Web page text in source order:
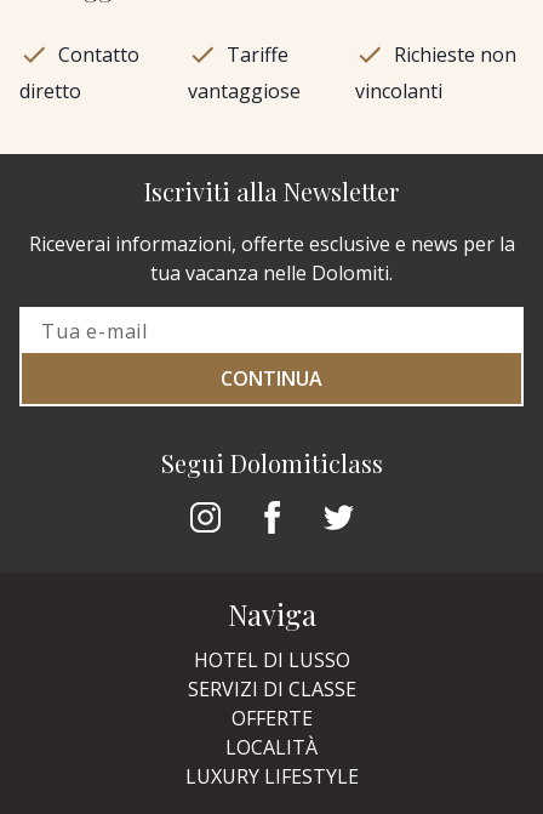
Contatto
diretto
Tariffe
vantaggiose
Richieste non
vincolanti
Segui Dolomiticlass
Iscriviti alla Newsletter
Riceverai informazioni, offerte esclusive e news per la
tua vacanza nelle Dolomiti.
CONTINUA
Naviga
HOTEL DI LUSSO
SERVIZI DI CLASSE
OFFERTE
LOCALITÀ
LUXURY LIFESTYLE